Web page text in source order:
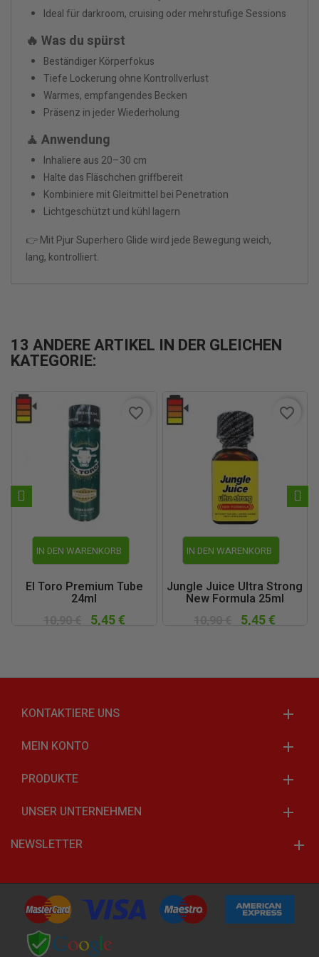
Ideal für darkroom, cruising oder mehrstufige Sessions
🔥 Was du spürst
Beständiger Körperfokus
Tiefe Lockerung ohne Kontrollverlust
Warmes, empfangendes Becken
Präsenz in jeder Wiederholung
🧘 Anwendung
Inhaliere aus 20–30 cm
Halte das Fläschchen griffbereit
Kombiniere mit Gleitmittel bei Penetration
Lichtgeschützt und kühl lagern
👉 Mit Pjur Superhero Glide wird jede Bewegung weich,
lang, kontrolliert.
13 ANDERE ARTIKEL IN DER GLEICHEN
KATEGORIE:
IN DEN WARENKORB
El Toro Premium Tube
24ml
5,45 €
favorite_border
IN DEN WARENKORB
Jungle Juice Ultra Strong
New Formula 25ml
5,45 €
favorite_border
KONTAKTIERE UNS
MEIN KONTO
PRODUKTE
UNSER UNTERNEHMEN
NEWSLETTER